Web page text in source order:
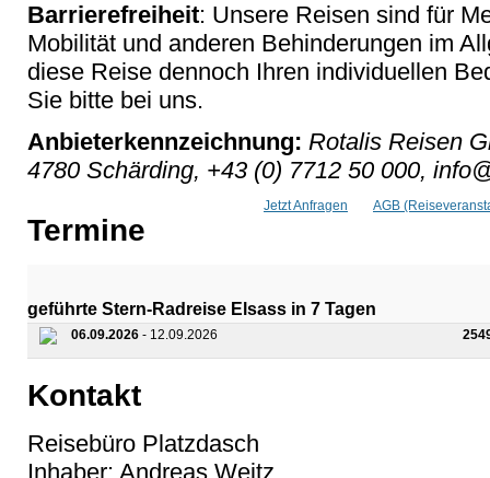
Barrierefreiheit: Unsere Reisen sind für
Mobilität und anderen Behinderungen im
diese Reise dennoch Ihren individuellen
Sie bitte bei uns.
Anbieterkennzeichnung: Rotalis Reisen
4780 Schärding, +43 (0) 7712 50 000,
Jetzt Anfragen AGB
Termine
geführte Stern-Radreise Elsass in 7 Tagen
06.09.2026 - 12.09.2026
Kontakt
Reisebüro Platzdasch
Inhaber: Andreas Weitz